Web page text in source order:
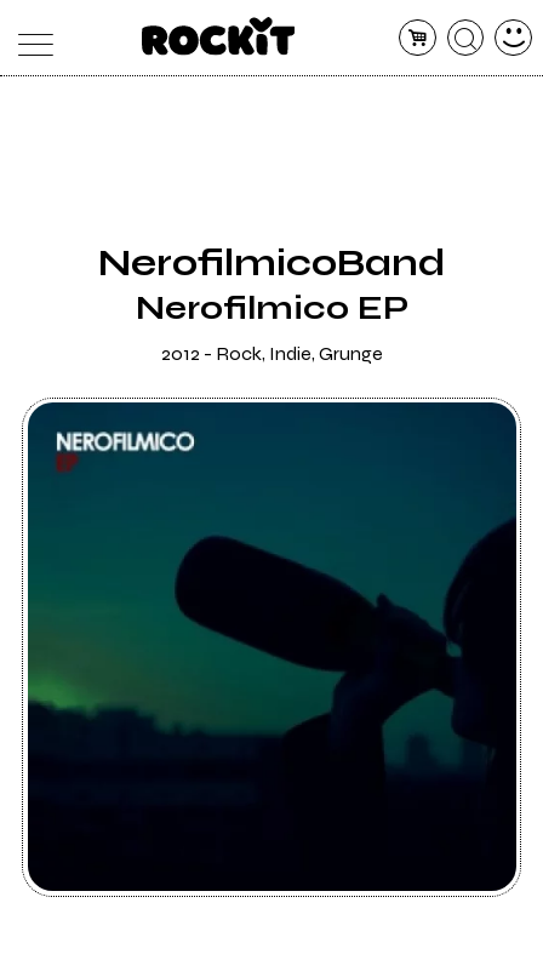
SHOP
RADIO
NerofilmicoBand
Nerofilmico EP
2012 - Rock, Indie, Grunge